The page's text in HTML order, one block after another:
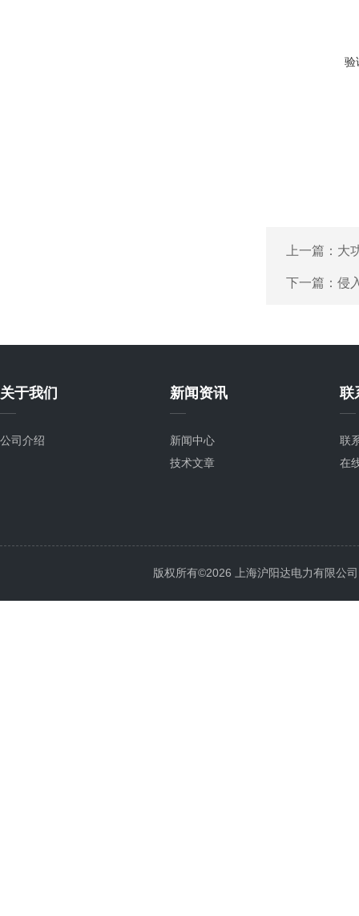
验
上一篇： 大
下一篇： 侵
关于我们
公司介绍
新闻资讯
新闻中心
技术文章
联
联
在
版权所有©2026 上海沪阳达电力有限公